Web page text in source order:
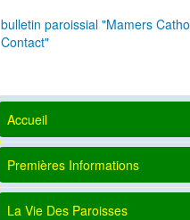
bulletin paroissial "Mamers Catho
Contact"
Accueil
Premières Informations
La Vie Des Paroisses